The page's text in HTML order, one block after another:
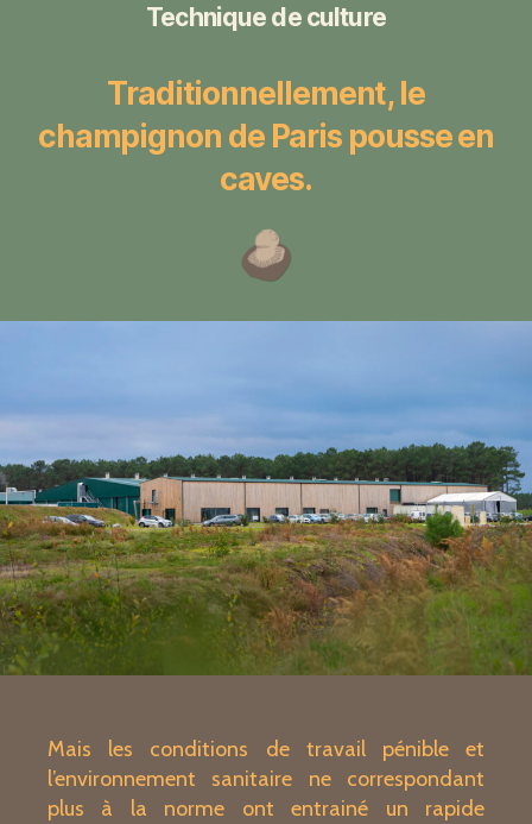
Technique de culture
Traditionnellement, le
champignon de Paris pousse en
caves.
Mais les conditions de travail pénible et
l’environnement sanitaire ne correspondant
plus à la norme ont entrainé un rapide